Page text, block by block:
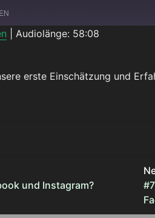
Audiolänge: 58:08
erste Einschätzung und
GUTE ALTERNATIVE ZU
und Instagram?